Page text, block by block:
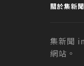
關於集新聞
集新聞
網站。